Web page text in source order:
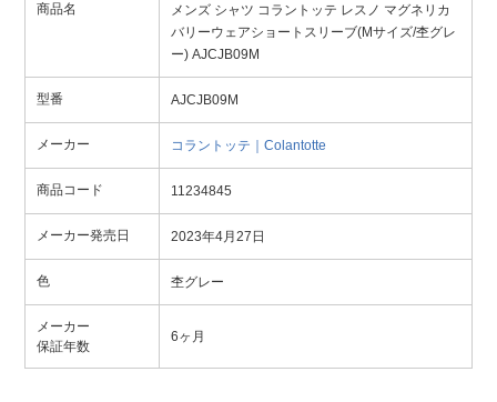
商品名
メンズ シャツ コラントッテ レスノ マグネリカ
バリーウェアショートスリーブ(Mサイズ/杢グレ
ー) AJCJB09M
型番 AJCJB09M
メーカー コラントッテ｜Colantotte
商品コード 11234845
メーカー発売日 2023年4月27日
色 杢グレー
メーカー
保証年数
6ヶ月